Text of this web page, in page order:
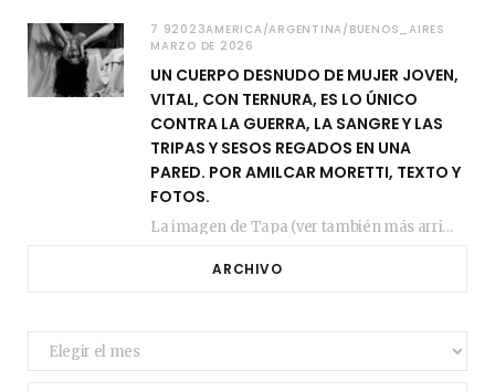
7 92023AMERICA/ARGENTINA/BUENOS_AIRES
MARZO DE 2026
UN CUERPO DESNUDO DE MUJER JOVEN,
VITAL, CON TERNURA, ES LO ÚNICO
CONTRA LA GUERRA, LA SANGRE Y LAS
TRIPAS Y SESOS REGADOS EN UNA
PARED. POR AMILCAR MORETTI, TEXTO Y
FOTOS.
La imagen de Tapa (ver también más arriba) fue compuesta en estos días de febrero…
ARCHIVO
Archivo